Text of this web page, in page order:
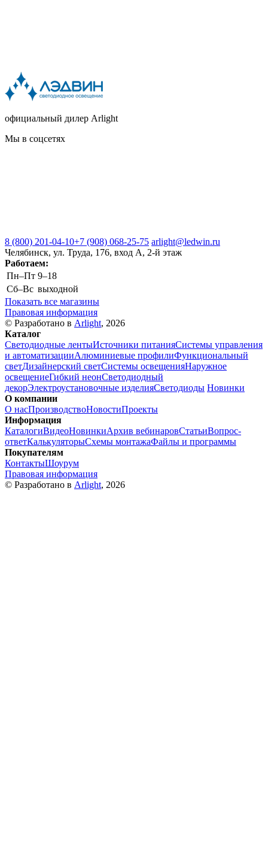
официальный дилер Arlight
Мы в соцсетях
8 (800) 201-04-10+7 (908) 068-25-75 arlight@ledwin.ru
Челябинск, ул. Труда, 176, вход А, 2-й этаж
Работаем:
Пн–Пт 9–18
Сб–Вс выходной
Показать все магазины
Правовая информация
© Разработано в Arlight, 2026
Каталог
Светодиодные лентыИсточники питанияСистемы управления
и автоматизацииАлюминиевые профилиФункциональный
светДизайнерский светСистемы освещенияНаружное
освещениеГибкий неонСветодиодный
декорЭлектроустановочные изделияСветодиоды Новинки
О компании
О насПроизводствоНовостиПроекты
Информация
КаталогиВидеоНовинкиАрхив вебинаровСтатьиВопрос-
ответКалькуляторыСхемы монтажаФайлы и программы
Покупателям
КонтактыШоурум
Правовая информация
© Разработано в Arlight, 2026